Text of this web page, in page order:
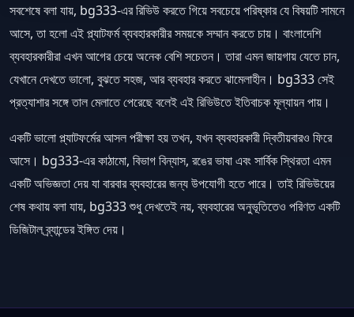
সবশেষে বলা যায়, bg333-এর রিভিউ করতে গিয়ে সবচেয়ে পরিষ্কার যে বিষয়টি সামনে
আসে, তা হলো এই প্ল্যাটফর্ম ব্যবহারকারীর সময়কে সম্মান করতে চায়। বাংলাদেশি
ব্যবহারকারীরা এখন আগের চেয়ে অনেক বেশি সচেতন। তারা এমন জায়গায় যেতে চান,
যেখানে দেখতে ভালো, বুঝতে সহজ, আর ব্যবহার করতে ঝামেলাহীন। bg333 সেই
প্রত্যাশার সঙ্গে তাল মেলাতে পেরেছে বলেই এই রিভিউতে ইতিবাচক মূল্যায়ন পায়।
একটি ভালো প্ল্যাটফর্মের আসল পরীক্ষা হয় তখন, যখন ব্যবহারকারী দ্বিতীয়বারও ফিরে
আসে। bg333-এর কাঠামো, বিভাগ বিন্যাস, রঙের ভাষা এবং সার্বিক স্থিরতা এমন
একটি অভিজ্ঞতা দেয় যা বারবার ব্যবহারের জন্য উপযোগী হতে পারে। তাই রিভিউয়ের
শেষ কথায় বলা যায়, bg333 শুধু দেখতেই নয়, ব্যবহারের অনুভূতিতেও পরিণত একটি
ডিজিটাল ব্র্যান্ডের ইঙ্গিত দেয়।